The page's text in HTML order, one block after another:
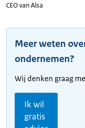
CEO van Alsa
Meer weten
ondernemen?
Wij denken graag
Ik wil
gratis